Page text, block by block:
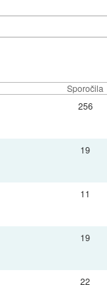
Sporočila
256
19
11
19
22